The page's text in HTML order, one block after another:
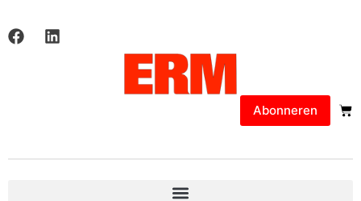
Abonneren